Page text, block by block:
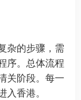
杂的步骤，需
序。总体流程
关阶段。每一
香港。